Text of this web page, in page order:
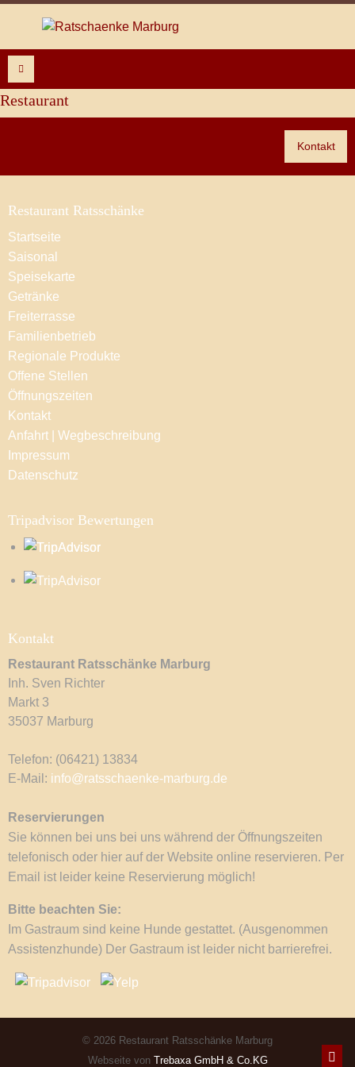
Restaurant
Kontakt
Restaurant Ratsschänke
Startseite
Saisonal
Speisekarte
Getränke
Freiterrasse
Familienbetrieb
Regionale Produkte
Offene Stellen
Öffnungszeiten
Kontakt
Anfahrt | Wegbeschreibung
Impressum
Datenschutz
Tripadvisor Bewertungen
Kontakt
Restaurant Ratsschänke Marburg
Inh. Sven Richter
Markt 3
35037 Marburg
Telefon: (06421) 13834
E-Mail: info@ratsschaenke-marburg.de
Reservierungen
Sie können bei uns bei uns während der Öffnungszeiten
telefonisch oder hier auf der Website online reservieren. Per
Email ist leider keine Reservierung möglich!
Bitte beachten Sie:
Im Gastraum sind keine Hunde gestattet. (Ausgenommen
Assistenzhunde) Der Gastraum ist leider nicht barrierefrei.
© 2026 Restaurant Ratsschänke Marburg
Webseite von Trebaxa GmbH & Co.KG